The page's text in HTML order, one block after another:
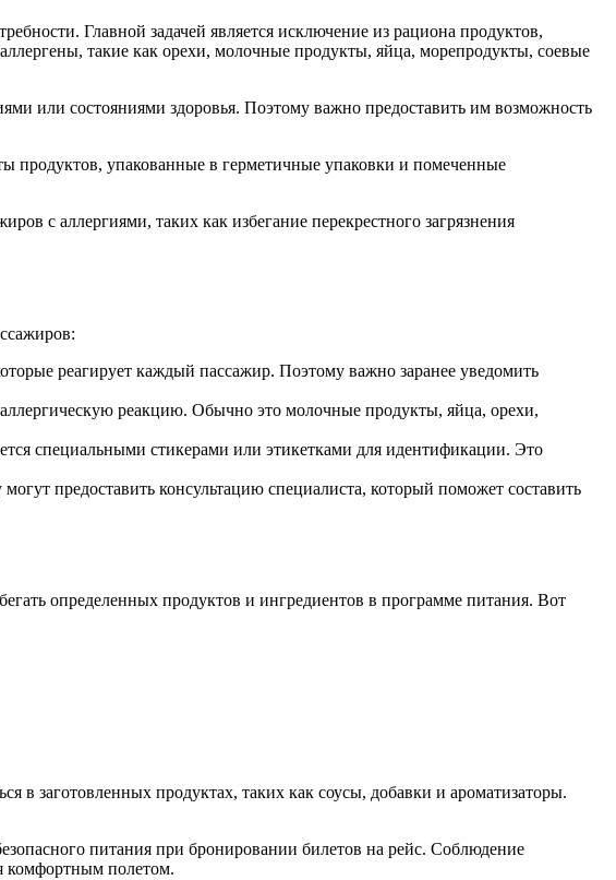
Главной задачей является исключение из рациона продуктов,
такие как орехи, молочные продукты, яйца, морепродукты, соевые
или состояниями здоровья. Поэтому важно предоставить им возможность
продуктов, упакованные в герметичные упаковки и помеченные
с аллергиями, таких как избегание перекрестного загрязнения
реагирует каждый пассажир. Поэтому важно заранее уведомить
реакцию. Обычно это молочные продукты, яйца, орехи,
специальными стикерами или этикетками для идентификации. Это
предоставить консультацию специалиста, который поможет составить
определенных продуктов и ингредиентов в программе питания. Вот
в заготовленных продуктах, таких как соусы, добавки и ароматизаторы.
питания при бронировании билетов на рейс. Соблюдение
комфортным полетом.